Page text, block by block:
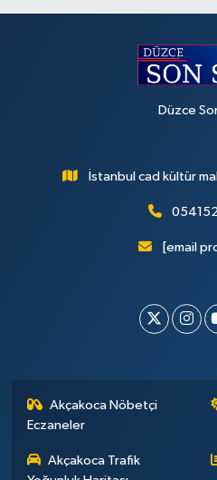
Düzce
İstanbul cad kültür
[email
Akçakoca Nöbetçi
Eczaneler
Akçakoca Trafik